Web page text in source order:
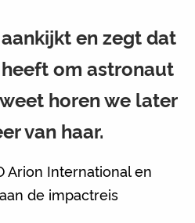
aankijkt en zegt dat
om astronaut
horen we later
van haar.
Arion International en
de impactreis